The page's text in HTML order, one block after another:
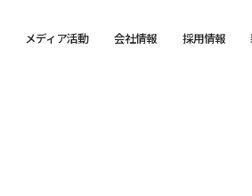
メディア活動 会社情報 採用情報